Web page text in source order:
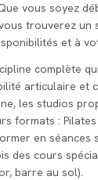
vous soyez
trouverez un
et à
complète
articulaire et
les studios
formats :
en séances
des cours
barre au sol).